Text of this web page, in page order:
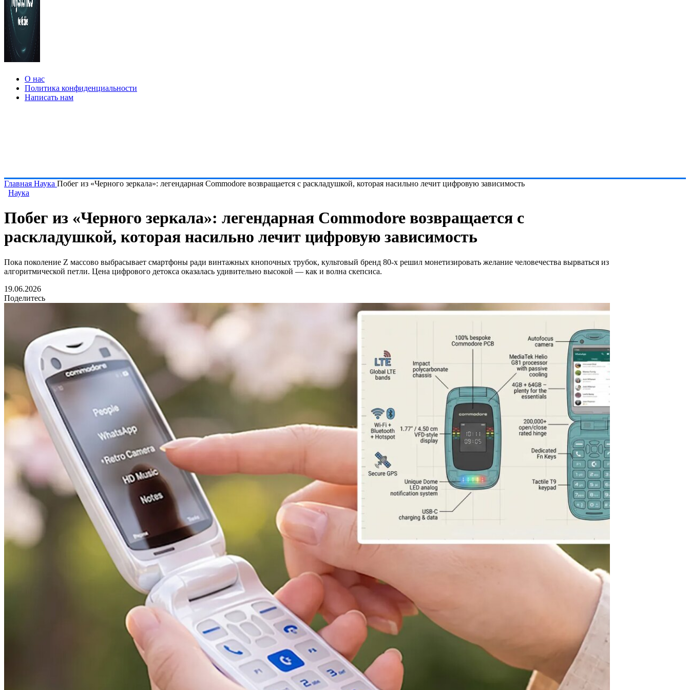
О нас
Политика конфиденциальности
Написать нам
Главная Наука Побег из «Черного зеркала»: легендарная Commodore возвращается с раскладушкой, которая насильно лечит цифровую зависимость
Наука
Побег из «Черного зеркала»: легендарная Commodore возвращается с
раскладушкой, которая насильно лечит цифровую зависимость
Пока поколение Z массово выбрасывает смартфоны ради винтажных кнопочных трубок, культовый бренд 80-х решил монетизировать желание человечества вырваться из
алгоритмической петли. Цена цифрового детокса оказалась удивительно высокой — как и волна скепсиса.
19.06.2026
Поделитесь